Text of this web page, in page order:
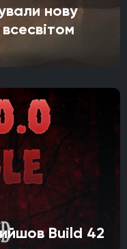
нову
Build 42